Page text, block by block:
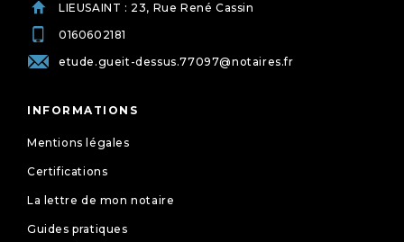
LIEUSAINT : 23, Rue René Cassin
0160602181
etude.gueit-dessus.77097@notaires.fr
INFORMATIONS
Mentions légales
Certifications
La lettre de mon notaire
Guides pratiques